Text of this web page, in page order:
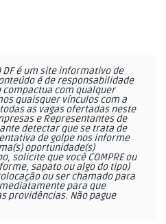
DF é um site informativo de
é de responsabilidade
compactua com qualquer
quaisquer vínculos com a
as vagas ofertadas neste
e Representantes de
detectar que se trata de
de golpe nos informe
oportunidade(s)
solicite que você COMPRE ou
sapato ou algo do tipo)
ou ser chamado para
para que
providências. Não pague